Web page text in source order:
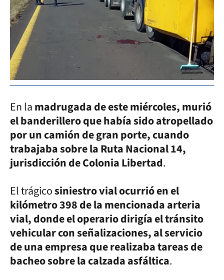
En lamadrugada de este miércoles, murió
el banderillero que había sido atropellado
por un camión de gran porte, cuando
trabajaba sobre la Ruta Nacional 14,
jurisdicción de Colonia Libertad.
El trágicosiniestro vial ocurrió en el
kilómetro 398 de la mencionada arteria
vial, donde el operario dirigía el tránsito
vehicular con señalizaciones, al servicio
de una empresa que realizaba tareas de
bacheo sobre la calzada asfáltica.